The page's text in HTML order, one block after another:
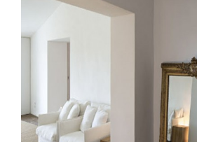
Casas na Areia